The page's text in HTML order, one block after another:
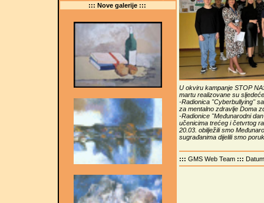
::: Nove galerije :::
U okviru kampanje STOP
martu realizovane su
-Radionica "Cyberbullying"
za mentalno zdravlje Doma
-Radionice "Međunarodni
učenicima trećeg i četvrtog
20.03. obilježili smo
sugrađanima dijelili smo
::: GMS Web Team :::